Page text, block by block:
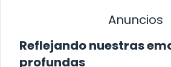
Anuncios
Reflejando nuestras
profundas